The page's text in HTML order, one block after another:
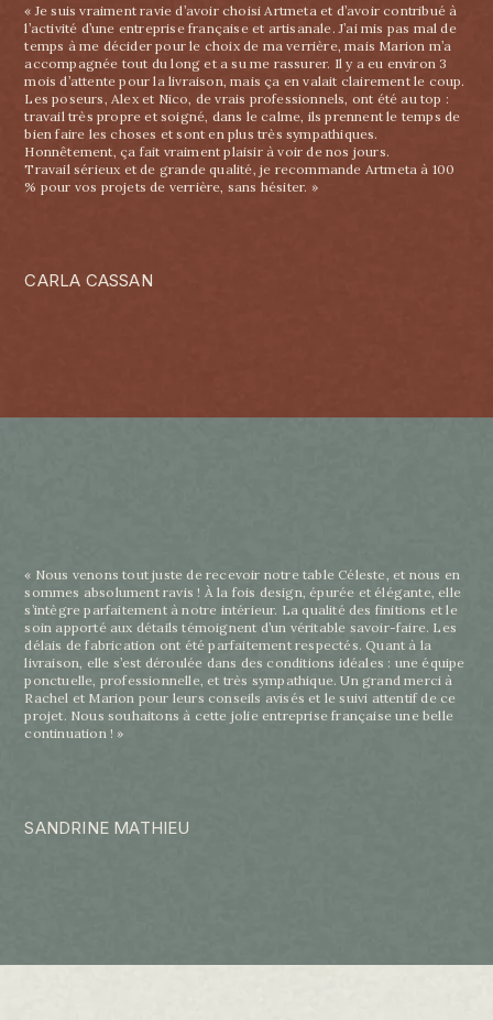
« Je suis vraiment ravie d’avoir choisi Artmeta et d’avoir contribué à
l’activité d’une entreprise française et artisanale. J’ai mis pas mal de
temps à me décider pour le choix de ma verrière, mais Marion m’a
accompagnée tout du long et a su me rassurer. Il y a eu environ 3
mois d’attente pour la livraison, mais ça en valait clairement le coup.
Les poseurs, Alex et Nico, de vrais professionnels, ont été au top :
travail très propre et soigné, dans le calme, ils prennent le temps de
bien faire les choses et sont en plus très sympathiques.
Honnêtement, ça fait vraiment plaisir à voir de nos jours.
Travail sérieux et de grande qualité, je recommande Artmeta à 100
% pour vos projets de verrière, sans hésiter. »
CARLA CASSAN
« Nous venons tout juste de recevoir notre table Céleste, et nous en
sommes absolument ravis ! À la fois design, épurée et élégante, elle
s’intègre parfaitement à notre intérieur. La qualité des finitions et le
soin apporté aux détails témoignent d’un véritable savoir-faire. Les
délais de fabrication ont été parfaitement respectés. Quant à la
livraison, elle s’est déroulée dans des conditions idéales : une équipe
ponctuelle, professionnelle, et très sympathique. Un grand merci à
Rachel et Marion pour leurs conseils avisés et le suivi attentif de ce
projet. Nous souhaitons à cette jolie entreprise française une belle
continuation ! »
SANDRINE MATHIEU